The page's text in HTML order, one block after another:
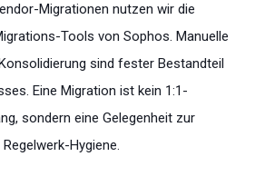
Migrationen nutzen wir die
Tools von Sophos. Manuelle
sind fester Bestandteil
Eine Migration ist kein 1:1-
sondern eine Gelegenheit zur
Regelwerk-Hygiene.